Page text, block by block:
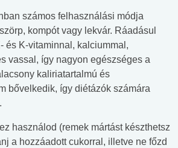
számos felhasználási módja
kompót vagy lekvár. Ráadásul
és K-vitaminnal, kalciummal,
vassal, így nagyon egészséges a
kaliriatartalmú és
bővelkedik, így diétázók számára
használod (remek mártást készthetsz
a hozzáadott cukorral, illetve ne főzd